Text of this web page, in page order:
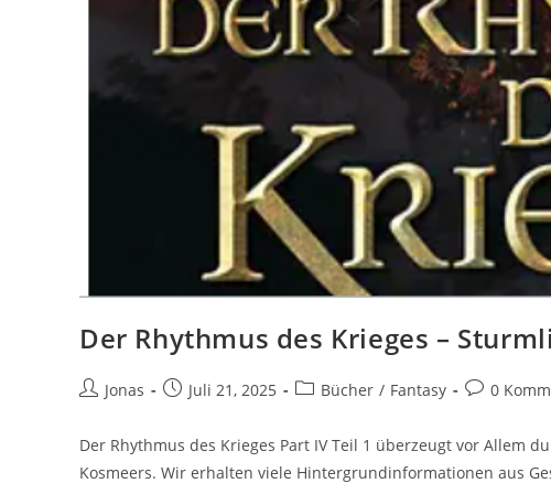
Der Rhythmus des Krieges –
Jonas Juli 21, 2025 Bücher / Fantasy 0
Der Rhythmus des Krieges Part IV Teil 1 überzeugt vor Allem
Kosmeers. Wir erhalten viele Hintergrundinformationen aus